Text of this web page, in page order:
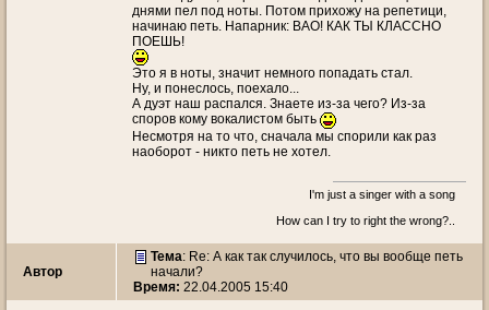
днями пел под ноты. Потом прихожу на репетици,
начинаю петь. Напарник: ВАО! КАК ТЫ КЛАССНО
ПОЕШЬ!
Это я в ноты, значит немного попадать стал.
Ну, и понеслось, поехало...
А дуэт наш распался. Знаете из-за чего? Из-за
споров кому вокалистом быть
Несмотря на то что, сначала мы спорили как раз
наоборот - никто петь не хотел.
I'm just a singer with a song
How can I try to right the wrong?..
Автор
Тема: Re: А как так случилось, что вы вообще петь
начали?
Время: 22.04.2005 15:40